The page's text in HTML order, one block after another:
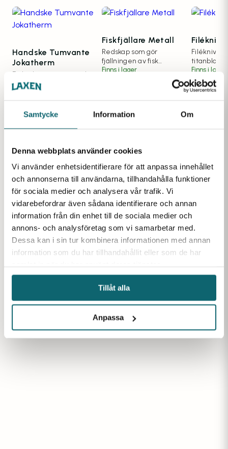
Samtycke Information Om
Denna webbplats använder cookies
Vi använder enhetsidentifierare för att anpassa innehållet
och annonserna till användarna, tillhandahålla funktioner
för sociala medier och analysera vår trafik. Vi
vidarebefordrar även sådana identifierare och annan
information från din enhet till de sociala medier och
annons- och analysföretag som vi samarbetar med.
Dessa kan i sin tur kombinera informationen med annan
information som du har tillhandahållit eller som de har
Tillåt alla
Anpassa
Handske Tumvante
Jokatherm
Fodrad tumvante med
supergrepp! För fiskare,
hantverkare,
Finns i lager
Fiskfjällare Metall
Redskap som gör
fjällningen av fisk
snabbare och enklare.
Finns i lager
Filékniv
Filékniv
titanblad.
Finns i lager